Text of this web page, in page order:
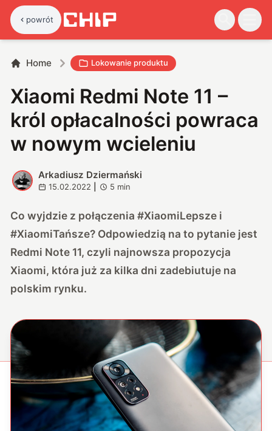
powrót
Home Lokowanie produktu
Xiaomi Redmi Note 11 –
król opłacalności powraca
w nowym wcieleniu
A
Arkadiusz Dziermański
15.02.2022 5 min
Co wyjdzie z połączenia #XiaomiLepsze i
#XiaomiTańsze? Odpowiedzią na to pytanie jest
Redmi Note 11, czyli najnowsza propozycja
Xiaomi, która już za kilka dni zadebiutuje na
polskim rynku.